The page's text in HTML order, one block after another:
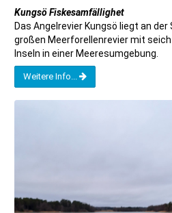
Kungsö Fiskesamfällighet
Das Angelrevier Kungsö liegt an
großen Meerforellenrevier mit
Inseln in einer Meeresumgebung.
Weitere Info...